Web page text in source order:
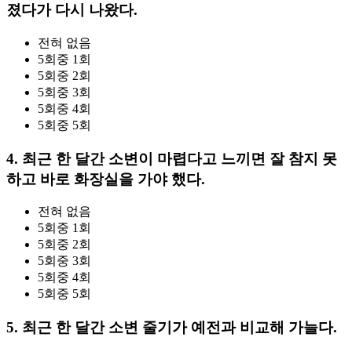
졌다가 다시 나왔다.
전혀 없음
5회중 1회
5회중 2회
5회중 3회
5회중 4회
5회중 5회
4. 최근 한 달간 소변이 마렵다고 느끼면 잘 참지 못
하고 바로 화장실을 가야 했다.
전혀 없음
5회중 1회
5회중 2회
5회중 3회
5회중 4회
5회중 5회
5. 최근 한 달간 소변 줄기가 예전과 비교해 가늘다.